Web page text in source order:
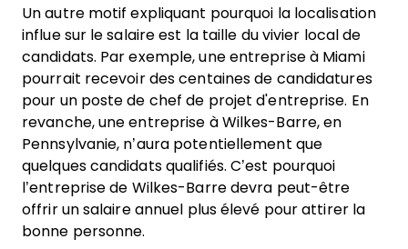
Un autre motif expliquant pourquoi la localisation
influe sur le salaire est la taille du vivier local de
candidats. Par exemple, une entreprise à Miami
pourrait recevoir des centaines de candidatures
pour un poste de chef de projet d'entreprise. En
revanche, une entreprise à Wilkes-Barre, en
Pennsylvanie, n’aura potentiellement que
quelques candidats qualifiés. C’est pourquoi
l’entreprise de Wilkes-Barre devra peut-être
offrir un salaire annuel plus élevé pour attirer la
bonne personne.